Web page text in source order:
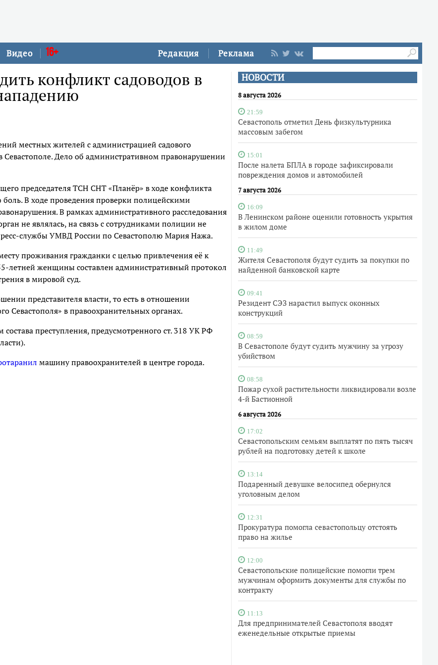
Редакция Реклама
Видео 16+
НОВОСТИ
8 августа 2026
21:59
Севастополь отметил День физкультурника
массовым забегом
15:01
После налета БПЛА в городе зафиксировали
повреждения домов и автомобилей
7 августа 2026
16:09
В Ленинском районе оценили готовность укрытия
в жилом доме
11:49
Жителя Севастополя будут судить за покупки по
найденной банковской карте
09:41
Резидент СЭЗ нарастил выпуск оконных
конструкций
08:59
В Севастополе будут судить мужчину за угрозу
убийством
08:58
Пожар сухой растительности ликвидировали возле
4-й Бастионной
6 августа 2026
17:02
Севастопольским семьям выплатят по пять тысяч
рублей на подготовку детей к школе
13:14
Подаренный девушке велосипед обернулся
уголовным делом
12:31
Прокуратура помогла севастопольцу отстоять
право на жилье
12:00
Севастопольские полицейские помогли трем
мужчинам оформить документы для службы по
контракту
11:13
Для предпринимателей Севастополя вводят
еженедельные открытые приемы
конфликт садоводов в
местных жителей с администрацией садового
Дело об административном правонарушении
председателя ТСН СНТ «Планёр» в ходе конфликта
В ходе проведения проверки полицейскими
В рамках административного расследования
не являлась, на связь с сотрудниками полиции не
службы УМВД России по Севастополю Мария Нажа.
проживания гражданки с целью привлечения её к
летней женщины составлен административный протокол
в мировой суд.
представителя власти, то есть в отношении
Севастополя» в правоохранительных органах.
преступления, предусмотренного ст. 318 УК РФ
машину правоохранителей в центре города.